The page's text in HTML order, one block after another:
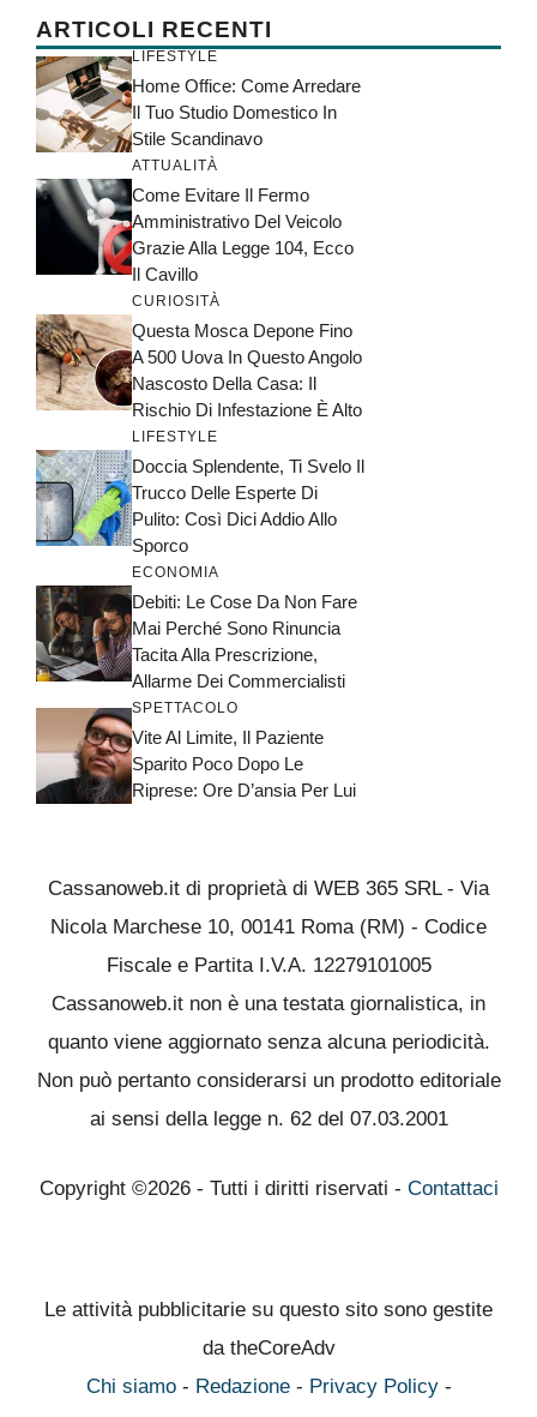
ARTICOLI RECENTI
LIFESTYLE
Home Office: Come Arredare
Il Tuo Studio Domestico In
Stile Scandinavo
ATTUALITÀ
Come Evitare Il Fermo
Amministrativo Del Veicolo
Grazie Alla Legge 104, Ecco
Il Cavillo
CURIOSITÀ
Questa Mosca Depone Fino
A 500 Uova In Questo Angolo
Nascosto Della Casa: Il
Rischio Di Infestazione È Alto
LIFESTYLE
Doccia Splendente, Ti Svelo Il
Trucco Delle Esperte Di
Pulito: Così Dici Addio Allo
Sporco
ECONOMIA
Debiti: Le Cose Da Non Fare
Mai Perché Sono Rinuncia
Tacita Alla Prescrizione,
Allarme Dei Commercialisti
SPETTACOLO
Vite Al Limite, Il Paziente
Sparito Poco Dopo Le
Riprese: Ore D’ansia Per Lui
Cassanoweb.it di proprietà di WEB 365 SRL - Via
Nicola Marchese 10, 00141 Roma (RM) - Codice
Fiscale e Partita I.V.A. 12279101005
Cassanoweb.it non è una testata giornalistica, in
quanto viene aggiornato senza alcuna periodicità.
Non può pertanto considerarsi un prodotto editoriale
ai sensi della legge n. 62 del 07.03.2001
Copyright ©2026 - Tutti i diritti riservati - Contattaci
Le attività pubblicitarie su questo sito sono gestite
da theCoreAdv
Chi siamo- Redazione- Privacy Policy-